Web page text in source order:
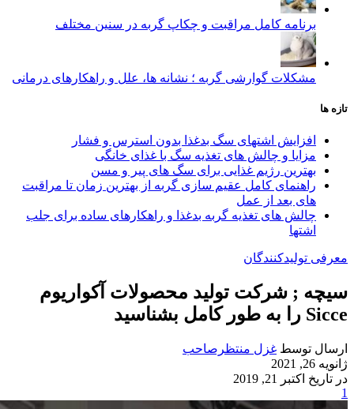
برنامه کامل مراقبت و چکاپ گربه در سنین مختلف
مشکلات گوارشی گربه ؛ نشانه‌ ها، علل و راهکارهای درمانی
تازه ها
افزایش اشتهای سگ بدغذا بدون استرس و فشار
مزایا و چالش‌ های تغذیه سگ با غذای خانگی
بهترین رژیم غذایی برای سگ‌ های پیر و مسن
راهنمای کامل عقیم سازی گربه از بهترین زمان تا مراقبت‌
های بعد از عمل
چالش‌ های تغذیه گربه بدغذا و راهکارهای ساده برای جلب
اشتها
معرفی تولیدکنندگان
سیچه ; شرکت تولید محصولات آکواریوم
Sicce را به طور کامل بشناسید
ارسال توسط غزل منتظرصاحب
ژانویه 26, 2021
در تاریخ اکتبر 21, 2019
1